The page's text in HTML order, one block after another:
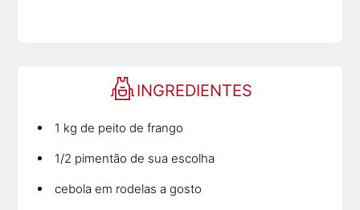
INGREDIENTES
1 kg de peito de frango
1/2 pimentão de sua escolha
cebola em rodelas a gosto